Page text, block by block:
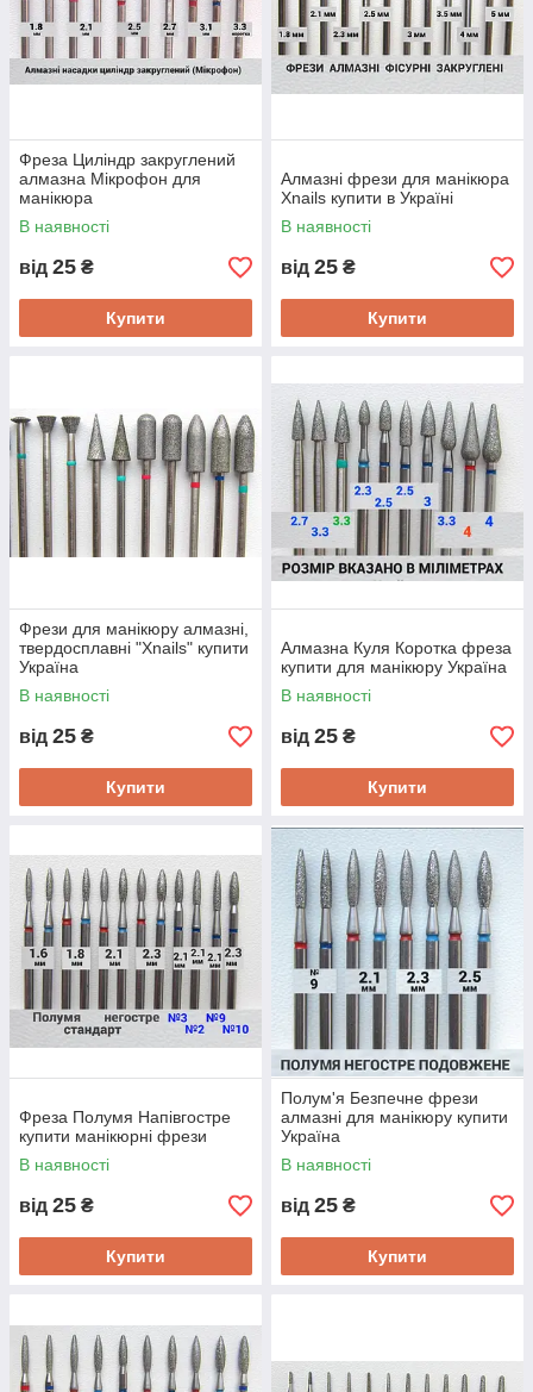
Фреза Циліндр закруглений
алмазна Мікрофон для
манікюра
В наявності
від 25 ₴
Купити
Алмазні фрези для манікюра
Xnails купити в Україні
В наявності
від 25 ₴
Купити
Фрези для манікюру алмазні,
твердосплавні "Xnails" купити
Україна
В наявності
від 25 ₴
Купити
Алмазна Куля Коротка фреза
купити для манікюру Україна
В наявності
від 25 ₴
Купити
Фреза Полумя Напівгостре
купити манікюрні фрези
В наявності
від 25 ₴
Купити
Полум'я Безпечне фрези
алмазні для манікюру купити
Україна
В наявності
від 25 ₴
Купити